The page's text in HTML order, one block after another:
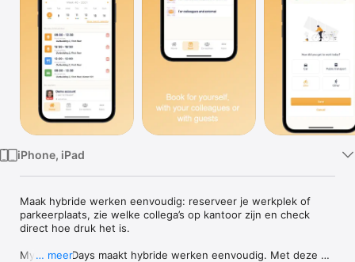
iPhone, iPad
Maak hybride werken eenvoudig: reserveer je werkplek of
parkeerplaats, zie welke collega’s op kantoor zijn en check
direct hoe druk het is.
My Office Days maakt hybride werken eenvoudig. Met deze
… meer